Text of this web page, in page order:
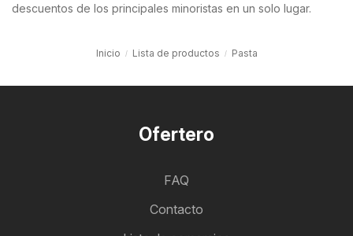
descuentos de los principales minoristas en un solo lugar.
Inicio Lista de productos Pasta
Ofertero
FAQ
Contacto